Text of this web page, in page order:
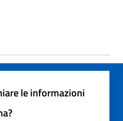
le informazioni